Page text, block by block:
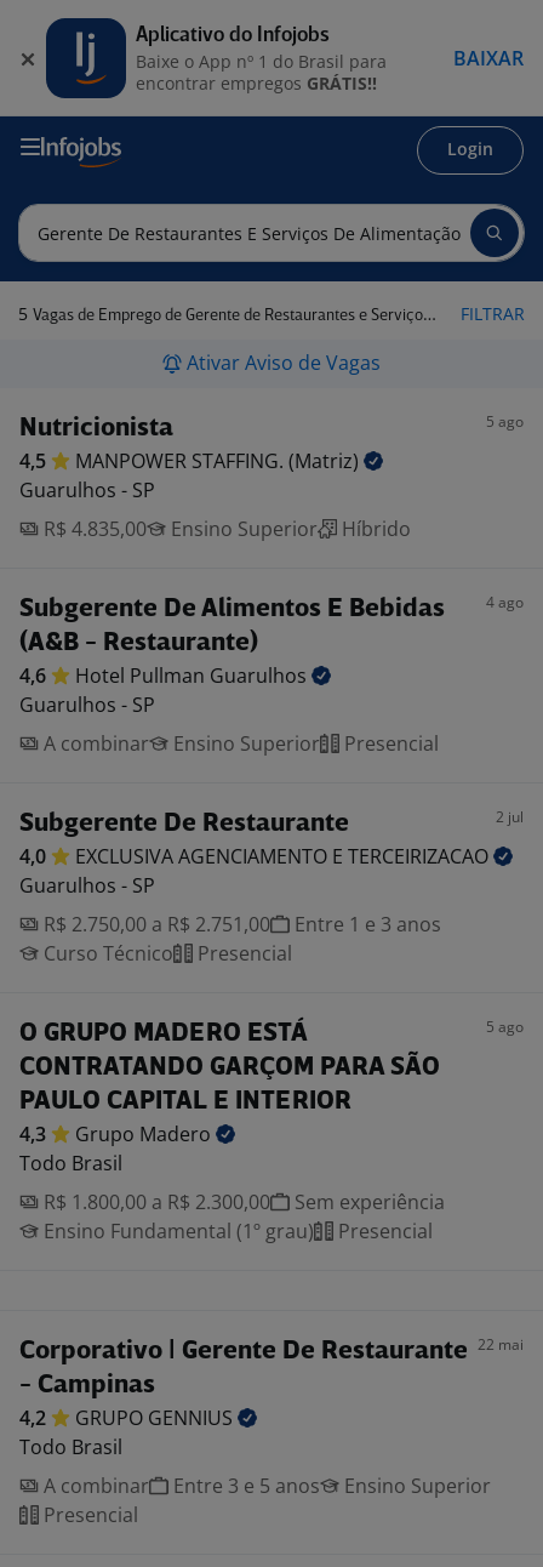
Login
5 Vagas de Emprego de Gerente de Restaurantes e Serviços de Alimentação em Guarulhos - SP FILTRAR
Ativar Aviso de Vagas
Nutricionista 5 ago
4,5 MANPOWER STAFFING. (Matriz)
Guarulhos - SP
R$ 4.835,00
Ensino Superior Híbrido
Subgerente De Alimentos E Bebidas
(A&B - Restaurante)
4 ago
4,6 Hotel Pullman Guarulhos
Guarulhos - SP
A combinar
Ensino Superior Presencial
Subgerente De Restaurante 2 jul
4,0 EXCLUSIVA AGENCIAMENTO E TERCEIRIZACAO
Guarulhos - SP
R$ 2.750,00 a R$ 2.751,00
Entre 1 e 3 anos
Curso Técnico
Presencial
O GRUPO MADERO ESTÁ
CONTRATANDO GARÇOM PARA SÃO
PAULO CAPITAL E INTERIOR
5 ago
4,3 Grupo Madero
Todo Brasil
R$ 1.800,00 a R$ 2.300,00
Sem experiência
Ensino Fundamental (1º grau)
Presencial
Corporativo | Gerente De Restaurante
- Campinas
22 mai
4,2 GRUPO GENNIUS
Todo Brasil
A combinar
Entre 3 e 5 anos
Ensino Superior
Presencial
Aplicativo do Infojobs
Baixe o App nº 1 do Brasil para
encontrar empregos GRÁTIS!!
BAIXAR